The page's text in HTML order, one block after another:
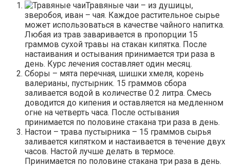
Травяные чаи – из душицы,
зверобоя, иван – чая. Каждое растительное сырье
может использоваться в качестве чайного напитка.
Любая из трав заваривается в пропорции 15
граммов сухой травы на стакан кипятка. После
настаивания и остывания принимается три раза в
день. Курс лечения составляет один месяц.
Сборы – мята перечная, шишки хмеля, корень
валерианы, пустырник. 15 граммов сбора
заливается водой в количестве 0.2 литра. Смесь
доводится до кипения и оставляется на медленном
огне на четверть часа. После остывания
принимается по половине стакана три раза в день.
Настои – трава пустырника – 15 граммов сырья
заливается кипятком и настаивается в течение двух
часов. Настой лучше делать в термосе.
Принимается по половине стакана три раза в день.